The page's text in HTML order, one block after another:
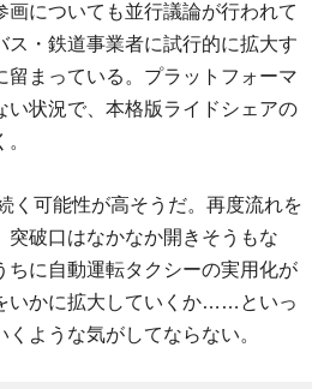
画についても並行議論が行われて
ス・鉄道事業者に試行的に拡大す
留まっている。プラットフォーマ
い状況で、本格版ライドシェアの
く可能性が高そうだ。再度流れを
突破口はなかなか開きそうもな
ちに自動運転タクシーの実用化が
いかに拡大していくか……といっ
ような気がしてならない。